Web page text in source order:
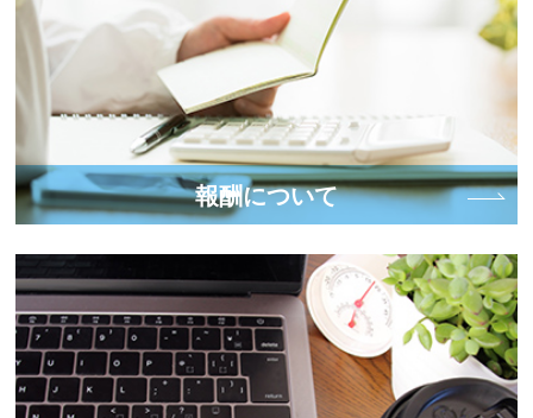
メンテナンス，重要なお知らせなど必要に応
じたご連絡のため
利用規約に違反したユーザーや，不正・不当
な目的でサービスを利用しようとするユーザ
ーの特定をし，ご利用をお断りするため
ユーザーにご自身の登録情報の閲覧や変更，
削除，ご利用状況の閲覧を行っていただくた
め
を請求するため
取得した閲覧履歴や問い合わせ履歴等の情報
を分析して、趣味・嗜好に応じたサービスに
関する広告のために利用いたします。
取得した行動履歴等の情報を分析し、信用ス
報酬について